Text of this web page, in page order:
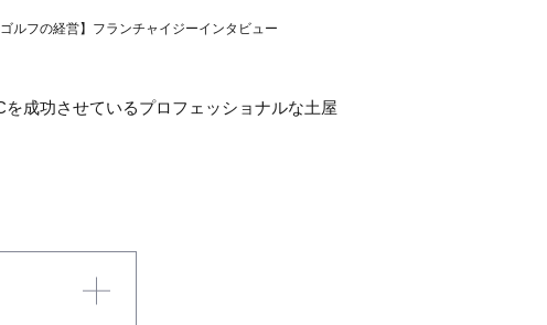
ゴルフの経営】フランチャイジーインタビュー
成功させているプロフェッショナルな土屋